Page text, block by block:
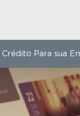
Crédito Para sua